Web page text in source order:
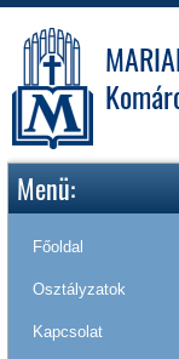
Menü:
Főoldal
Osztályzatok
Kapcsolat